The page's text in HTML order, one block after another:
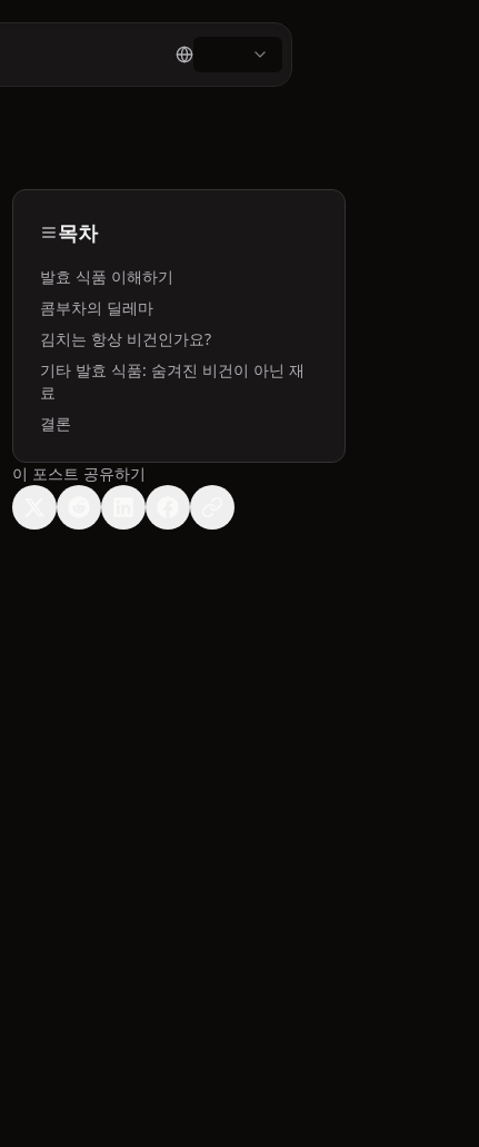
목차
발효 식품 이해하기
콤부차의 딜레마
김치는 항상 비건인가요?
기타 발효 식품: 숨겨진 비건이 아닌 재
료
결론
이 포스트 공유하기